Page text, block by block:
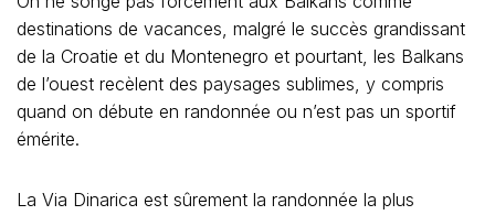
destinations de vacances, malgré le succès grandissant
de la Croatie et du Montenegro et pourtant, les Balkans
de l’ouest recèlent des paysages sublimes, y compris
quand on débute en randonnée ou n’est pas un sportif
émérite.
La Via Dinarica est sûrement la randonnée la plus